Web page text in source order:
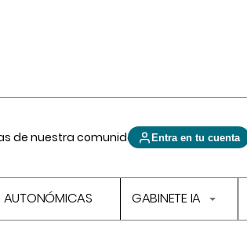
de nuestra comunidad Entra en tu cuenta
AUTONÓMICAS GABINETE IA